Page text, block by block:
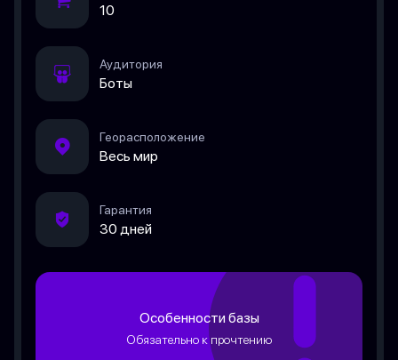
10
Аудитория
Боты
Георасположение
Весь мир
Гарантия
30 дней
Особенности базы
Обязательно к прочтению